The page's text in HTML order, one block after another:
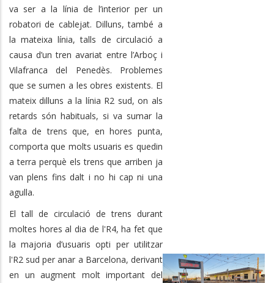
va ser a la línia de l’interior per un
robatori de cablejat. Dilluns, també a
la mateixa línia, talls de circulació a
causa d’un tren avariat entre l’Arboç i
Vilafranca del Penedès. Problemes
que se sumen a les obres existents. El
mateix dilluns a la línia R2 sud, on als
retards són habituals, si va sumar la
falta de trens que, en hores punta,
comporta que molts usuaris es quedin
a terra perquè els trens que arriben ja
van plens fins dalt i no hi cap ni una
agulla.
El tall de circulació de trens durant
moltes hores al dia de l'R4, ha fet que
la majoria d’usuaris opti per utilitzar
l'R2 sud per anar a Barcelona, derivant
en un augment molt important del